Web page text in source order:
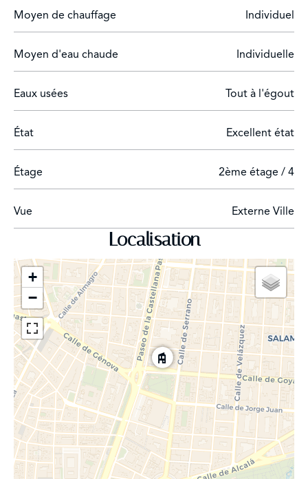
plus demandé par les locaux ou les visiteurs de longue
comme le centre historique. Il est sans aucun doute
connu pour être le meilleur quartier résidentiel de
Madrid.
Moyen de chauffage Individuel
Moyen d'eau chaude Individuelle
Eaux usées Tout à l'égout
État Excellent état
Étage 2ème étage / 4
Vue Externe Ville
Localisation
+
−